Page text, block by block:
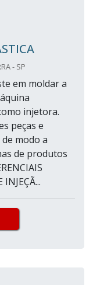
- SP
em moldar a
injetora.
peças e
modo a
de produtos